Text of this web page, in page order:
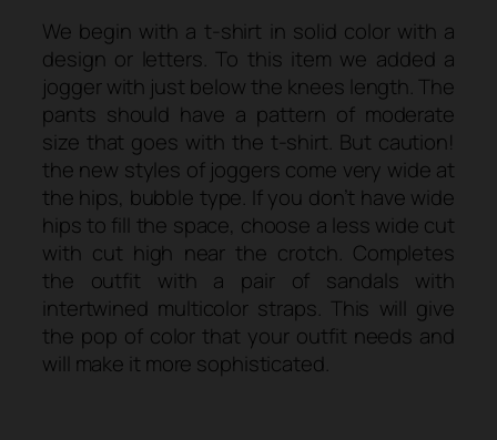
We begin with a t-shirt in solid color with a
design or letters. To this item we added a
jogger with just below the knees length. The
pants should have a pattern of moderate
size that goes with the t-shirt. But caution!
the new styles of joggers come very wide at
the hips, bubble type. If you don’t have wide
hips to fill the space, choose a less wide cut
with cut high near the crotch. Completes
the outfit with a pair of sandals with
intertwined multicolor straps. This will give
the pop of color that your outfit needs and
will make it more sophisticated.